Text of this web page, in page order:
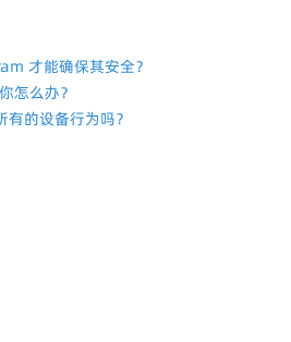
才能确保其安全？
怎么办？
的设备行为吗？